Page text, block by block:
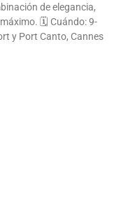
de elegancia,
🗓 Cuándo: 9-
y Port Canto, Cannes